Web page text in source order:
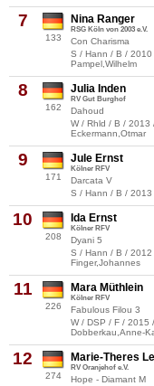
7
133
Nina Ranger
RSG Köln von 2003 e.V.
Con Charisma
S / Hann / B / 2010
Pampel,Wilhelm
8
162
Julia Inden
RV Gut Burghof
Dahoud
W / Rhld / B / 2013
Eckermann,Otmar
9
171
Jule Ernst
Kölner RFV
Darcata V
S / Hann / B / 2013
10
208
Ida Ernst
Kölner RFV
Dyani 5
S / Hann / B /
Finger,Johannes
11
226
Mara Müthlein
Kölner RFV
Fabulous Filou 3
W / DSP / F / 2015
Dobberkau,Anne-
12
274
Marie-Theres
RV Oranjehof e.V.
Hope - Diamant M